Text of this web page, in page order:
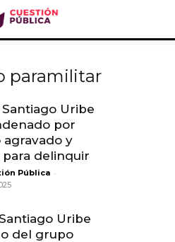
paramilitar
Uribe
por
agravado y
delinquir
Pública -
Uribe
del grupo